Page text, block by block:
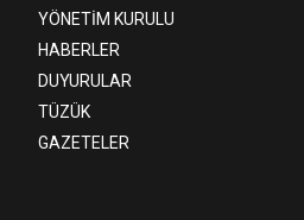
YÖNETİM KURULU
HABERLER
DUYURULAR
TÜZÜK
GAZETELER